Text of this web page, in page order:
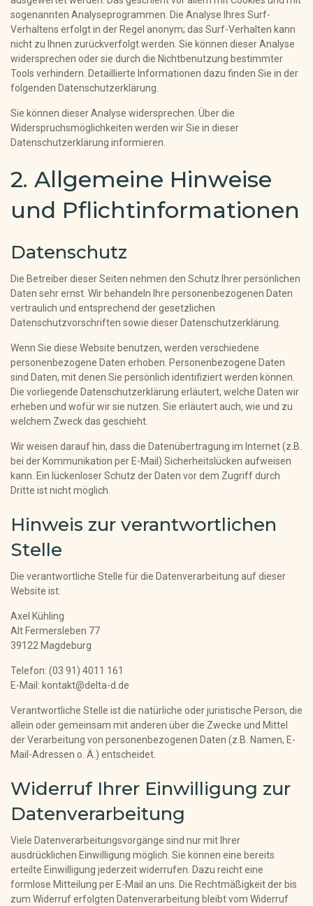
sogenannten Analyseprogrammen. Die Analyse Ihres Surf-
Verhaltens erfolgt in der Regel anonym; das Surf-Verhalten kann
nicht zu Ihnen zurückverfolgt werden. Sie können dieser Analyse
widersprechen oder sie durch die Nichtbenutzung bestimmter
Tools verhindern. Detaillierte Informationen dazu finden Sie in der
folgenden Datenschutzerklärung.
Sie können dieser Analyse widersprechen. Über die
Widerspruchsmöglichkeiten werden wir Sie in dieser
Datenschutzerklärung informieren.
2. Allgemeine Hinweise
und Pflichtinformationen
Datenschutz
Die Betreiber dieser Seiten nehmen den Schutz Ihrer persönlichen
Daten sehr ernst. Wir behandeln Ihre personenbezogenen Daten
vertraulich und entsprechend der gesetzlichen
Datenschutzvorschriften sowie dieser Datenschutzerklärung.
Wenn Sie diese Website benutzen, werden verschiedene
personenbezogene Daten erhoben. Personenbezogene Daten
sind Daten, mit denen Sie persönlich identifiziert werden können.
Die vorliegende Datenschutzerklärung erläutert, welche Daten wir
erheben und wofür wir sie nutzen. Sie erläutert auch, wie und zu
welchem Zweck das geschieht.
Wir weisen darauf hin, dass die Datenübertragung im Internet (z.B.
bei der Kommunikation per E-Mail) Sicherheitslücken aufweisen
kann. Ein lückenloser Schutz der Daten vor dem Zugriff durch
Dritte ist nicht möglich.
Hinweis zur verantwortlichen
Stelle
Die verantwortliche Stelle für die Datenverarbeitung auf dieser
Website ist:
Axel Kühling
Alt Fermersleben 77
39122 Magdeburg
Telefon: (03 91) 4011 161
E-Mail: kontakt@delta-d.de
Verantwortliche Stelle ist die natürliche oder juristische Person, die
allein oder gemeinsam mit anderen über die Zwecke und Mittel
der Verarbeitung von personenbezogenen Daten (z.B. Namen, E-
Mail-Adressen o. Ä.) entscheidet.
Widerruf Ihrer Einwilligung zur
Datenverarbeitung
Viele Datenverarbeitungsvorgänge sind nur mit Ihrer
ausdrücklichen Einwilligung möglich. Sie können eine bereits
erteilte Einwilligung jederzeit widerrufen. Dazu reicht eine
formlose Mitteilung per E-Mail an uns. Die Rechtmäßigkeit der bis
zum Widerruf erfolgten Datenverarbeitung bleibt vom Widerruf